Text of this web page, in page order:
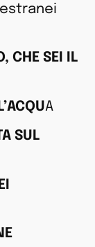
CHE SEI IL
A
SUL